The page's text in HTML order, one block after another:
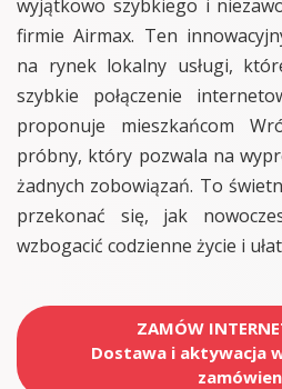
wyjątkowo szybkiego i
firmie Airmax. Ten
na rynek lokalny usługi,
szybkie połączenie
proponuje mieszkańcom
próbny, który pozwala na
żadnych zobowiązań. To
przekonać się, jak
wzbogacić codzienne życie i
ZAMÓW
Dostawa i aktywacja